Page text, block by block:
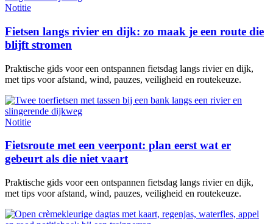
Notitie
Fietsen langs rivier en dijk: zo maak je een route die
blijft stromen
Praktische gids voor een ontspannen fietsdag langs rivier en dijk,
met tips voor afstand, wind, pauzes, veiligheid en routekeuze.
Notitie
Fietsroute met een veerpont: plan eerst wat er
gebeurt als die niet vaart
Praktische gids voor een ontspannen fietsdag langs rivier en dijk,
met tips voor afstand, wind, pauzes, veiligheid en routekeuze.